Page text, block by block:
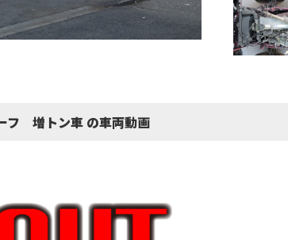
増トン車 の車両動画